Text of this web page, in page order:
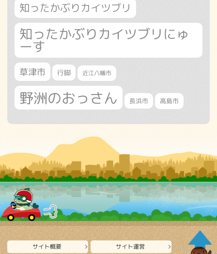
知ったかぶりカイツブリ
知ったかぶりカイツブリにゅ
ーす
草津市 行脚 近江八幡市
野洲のおっさん 長浜市 高島市
サイト概要 サイト運営